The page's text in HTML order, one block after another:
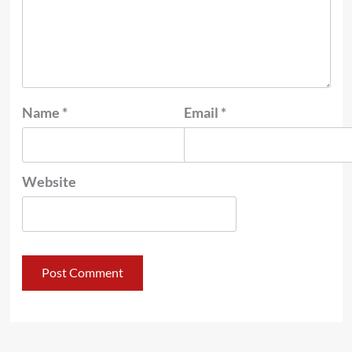
Name * Email *
Website